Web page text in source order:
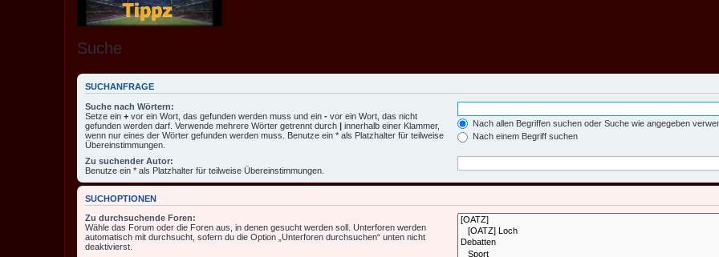
Suche
SUCHANFRAGE
Suche nach Wörtern:
Setze ein + vor ein Wort, das gefunden werden muss und ein - vor ein Wort, das nicht
gefunden werden darf. Verwende mehrere Wörter getrennt durch | innerhalb einer Klammer,
wenn nur eines der Wörter gefunden werden muss. Benutze ein * als Platzhalter für teilweise
Übereinstimmungen.
Nach allen Begriffen suchen oder Suche wie angegeben
Nach einem Begriff suchen
Zu suchender Autor:
Benutze ein * als Platzhalter für teilweise Übereinstimmungen.
SUCHOPTIONEN
Zu durchsuchende Foren:
Wähle das Forum oder die Foren aus, in denen gesucht werden soll. Unterforen werden
automatisch mit durchsucht, sofern du die Option „Unterforen durchsuchen“ unten nicht
deaktivierst.